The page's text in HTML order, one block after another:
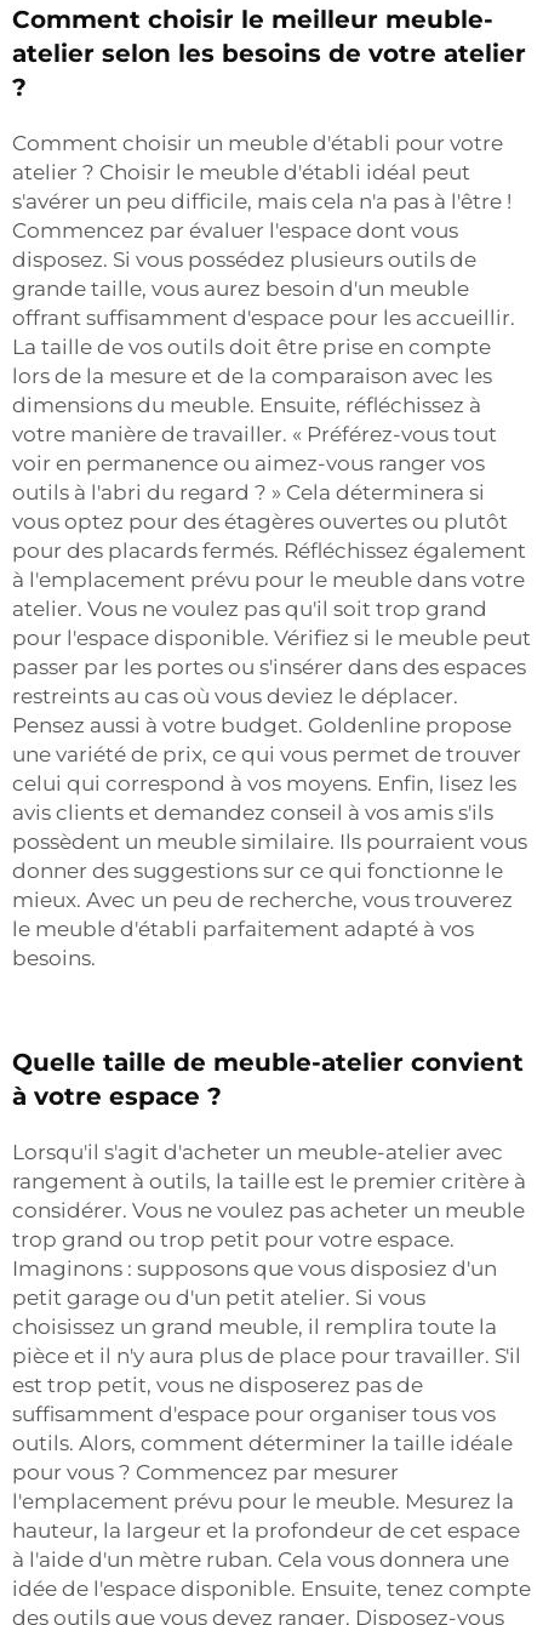
Comment choisir le meilleur meuble-
atelier selon les besoins de votre atelier
?
Comment choisir un meuble d'établi pour votre
atelier ? Choisir le meuble d'établi idéal peut
s'avérer un peu difficile, mais cela n'a pas à l'être !
Commencez par évaluer l'espace dont vous
disposez. Si vous possédez plusieurs outils de
grande taille, vous aurez besoin d'un meuble
offrant suffisamment d'espace pour les accueillir.
La taille de vos outils doit être prise en compte
lors de la mesure et de la comparaison avec les
dimensions du meuble. Ensuite, réfléchissez à
votre manière de travailler. « Préférez-vous tout
voir en permanence ou aimez-vous ranger vos
outils à l'abri du regard ? » Cela déterminera si
vous optez pour des étagères ouvertes ou plutôt
pour des placards fermés. Réfléchissez également
à l'emplacement prévu pour le meuble dans votre
atelier. Vous ne voulez pas qu'il soit trop grand
pour l'espace disponible. Vérifiez si le meuble peut
passer par les portes ou s'insérer dans des espaces
restreints au cas où vous deviez le déplacer.
Pensez aussi à votre budget. Goldenline propose
une variété de prix, ce qui vous permet de trouver
celui qui correspond à vos moyens. Enfin, lisez les
avis clients et demandez conseil à vos amis s'ils
possèdent un meuble similaire. Ils pourraient vous
donner des suggestions sur ce qui fonctionne le
mieux. Avec un peu de recherche, vous trouverez
le meuble d'établi parfaitement adapté à vos
besoins.
Quelle taille de meuble-atelier convient
à votre espace ?
Lorsqu'il s'agit d'acheter un meuble-atelier avec
rangement à outils, la taille est le premier critère à
considérer. Vous ne voulez pas acheter un meuble
trop grand ou trop petit pour votre espace.
Imaginons : supposons que vous disposiez d'un
petit garage ou d'un petit atelier. Si vous
choisissez un grand meuble, il remplira toute la
pièce et il n'y aura plus de place pour travailler. S'il
est trop petit, vous ne disposerez pas de
suffisamment d'espace pour organiser tous vos
outils. Alors, comment déterminer la taille idéale
pour vous ? Commencez par mesurer
l'emplacement prévu pour le meuble. Mesurez la
hauteur, la largeur et la profondeur de cet espace
à l'aide d'un mètre ruban. Cela vous donnera une
idée de l'espace disponible. Ensuite, tenez compte
des outils que vous devez ranger. Disposez-vous